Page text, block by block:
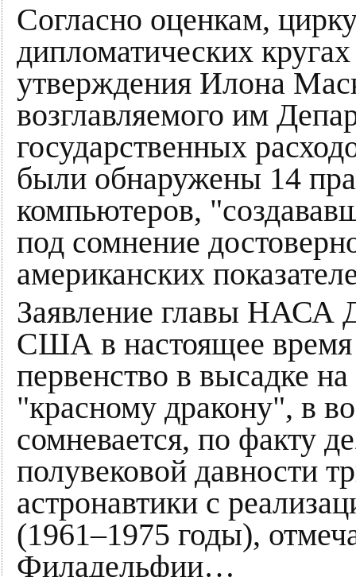
Согласно оценкам,
дипломатических
утверждения Илона
возглавляемого им
государственных
были обнаружены 14
компьютеров,
под сомнение
американских
Заявление главы НАСА
США в настоящее
первенство в высадке
"красному дракону", в
сомневается, по факту
полувековой давности
астронавтики с
(1961–1975 годы),
Филадельфии…